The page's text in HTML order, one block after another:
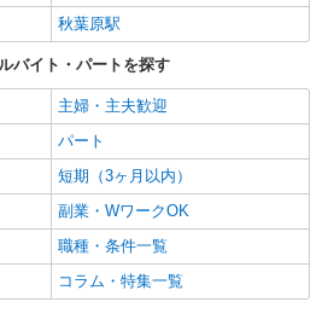
秋葉原駅
バイト・パートを探す
主婦・主夫歓迎
パート
短期（3ヶ月以内）
副業・WワークOK
職種・条件一覧
コラム・特集一覧